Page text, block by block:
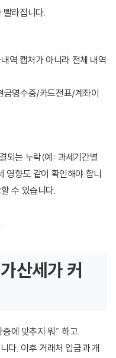
빨라집니다.
역 캡처가 아니라 전체 내역
영수증/카드전표/계좌이
되는 누락(예: 과세기간별
영향도 같이 확인해야 합니
수 있습니다.
산세가 커
에 맞추지 뭐” 하고
다. 이후 거래처 입금과 개